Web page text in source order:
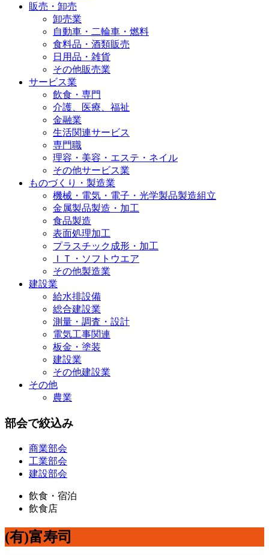
販売・卸売
卸売業
自動車・二輪車・燃料
食料品・酒類販売
日用品・雑貨
その他販売業
サービス業
飲食・専門
介護、医療、福祉
金融業
生活関連サービス
専門職
理容・美容・エステ・ネイル
その他サービス業
ものづくり・製造業
機械・電気・電子・光学製品製造組立
金属製品製造・加工
食品製造
表面処理加工
プラスチック成形・加工
ＩＴ・ソフトウエア
その他製造業
建設業
給水排設備
総合建設業
測量・調査・設計
電気工事関連
板金・塗装
建設業
その他建設業
その他
農業
部会で絞込み
商業部会
工業部会
建設部会
飲食・宿泊
飲食店
(有)富寿司